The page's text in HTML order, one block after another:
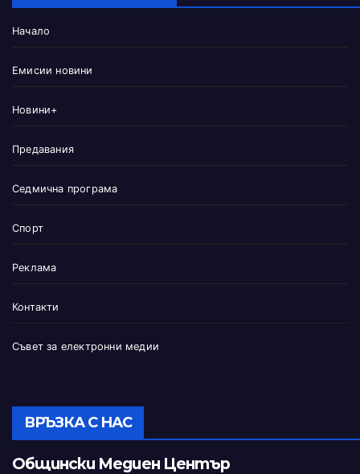
Начало
Емисии новини
Новини+
Предавания
Седмична програма
Спорт
Реклама
Контакти
Съвет за електронни медии
ВРЪЗКА С НАС
Общински Медиен Център